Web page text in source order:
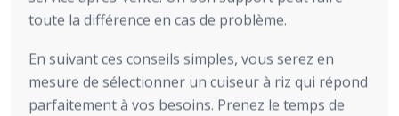
toute la différence en cas de problème.
En suivant ces conseils simples, vous serez en
mesure de sélectionner un cuiseur à riz qui répond
parfaitement à vos besoins. Prenez le temps de